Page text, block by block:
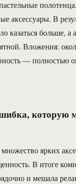
аксессуары. В
казаться больше,
Вложения:
— полностью
которую
ярких
В итоге
и мешала